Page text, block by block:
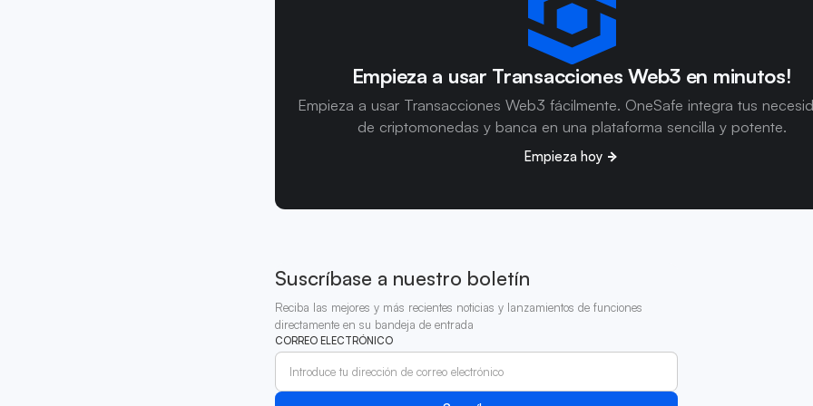
Empieza a usar Transacciones Web3 en minutos!
Empieza a usar Transacciones Web3 fácilmente. OneSafe integra tus
de criptomonedas y banca en una plataforma sencilla y potente.
Empieza hoy
Suscríbase a nuestro boletín
Reciba las mejores y más recientes noticias y lanzamientos de funciones
directamente en su bandeja de entrada
CORREO ELECTRÓNICO